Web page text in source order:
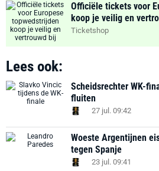
Officiële tickets voor
koop je veilig en
Ticketshop
Lees ook:
Scheidsrechter WK-
fluiten
27 jul. 09:42
Woeste Argentijnen
tegen Spanje
23 jul. 09:41